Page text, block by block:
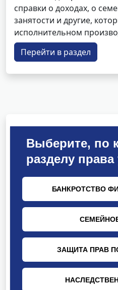
справки о доходах, о
занятости и другие,
исполнительном
Перейти в раздел